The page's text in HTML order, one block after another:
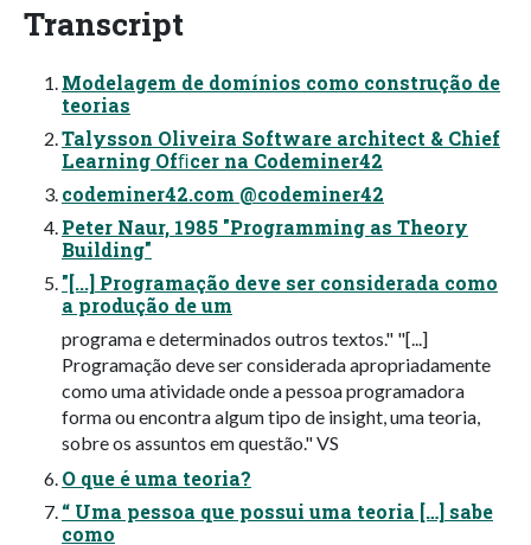
Transcript
Modelagem de domínios como construção de
teorias
Talysson Oliveira Software architect & Chief
Learning Ofﬁcer na Codeminer42
codeminer42.com @codeminer42
Peter Naur, 1985 "Programming as Theory
Building"
"[...] Programação deve ser considerada como
a produção de um
programa e determinados outros textos." "[...]
Programação deve ser considerada apropriadamente
como uma atividade onde a pessoa programadora
forma ou encontra algum tipo de insight, uma teoria,
sobre os assuntos em questão." VS
O que é uma teoria?
“ Uma pessoa que possui uma teoria […] sabe
como